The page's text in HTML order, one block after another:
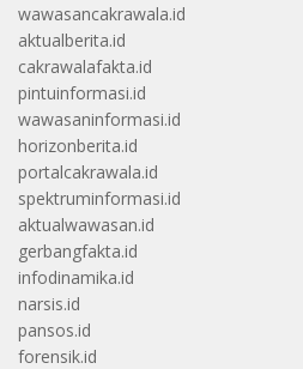
wawasancakrawala.id
aktualberita.id
cakrawalafakta.id
pintuinformasi.id
wawasaninformasi.id
horizonberita.id
portalcakrawala.id
spektruminformasi.id
aktualwawasan.id
gerbangfakta.id
infodinamika.id
narsis.id
pansos.id
forensik.id